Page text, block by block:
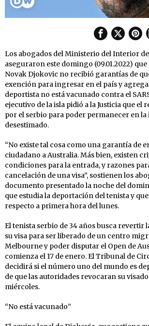
Los abogados del Ministerio del Interior
aseguraron este domingo (09.01.2022)
Novak Djokovic no recibió garantías de
exención para ingresar en el país y
deportista no está vacunado contra el
ejecutivo de la isla pidió a la Justicia que el
por el serbio para poder permanecer en la
desestimado.
“No existe tal cosa como una garantía de
ciudadano a Australia. Más bien, existen
condiciones para la entrada, y razones
cancelación de una visa”, sostienen los
documento presentado la noche del
que estudia la deportación del tenista y
respecto a primera hora del lunes.
El tenista serbio de 34 años busca revertir
su visa para ser liberado de un centro
Melbourne y poder disputar el Open de
comienza el 17 de enero. El Tribunal de
decidirá si el número uno del mundo es
de que las autoridades revocaran su
miércoles.
“No está vacunado”